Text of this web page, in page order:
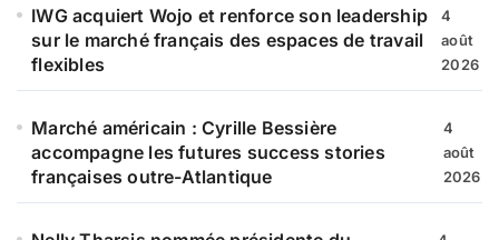
IWG acquiert Wojo et renforce son leadership
sur le marché français des espaces de travail
flexibles
4
août
2026
Marché américain : Cyrille Bessière
accompagne les futures success stories
françaises outre-Atlantique
4
août
2026